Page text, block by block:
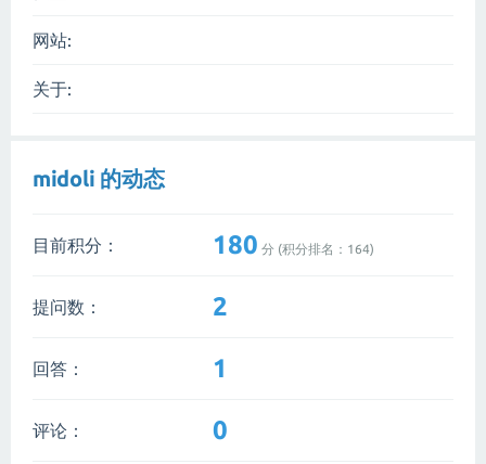
网站:
关于:
midoli 的动态
目前积分： 180 分 (积分排名： 164)
提问数： 2
回答： 1
评论： 0